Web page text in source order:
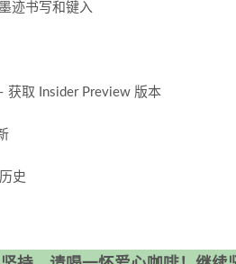
迹书写和键入
获取 Insider Preview 版本
史